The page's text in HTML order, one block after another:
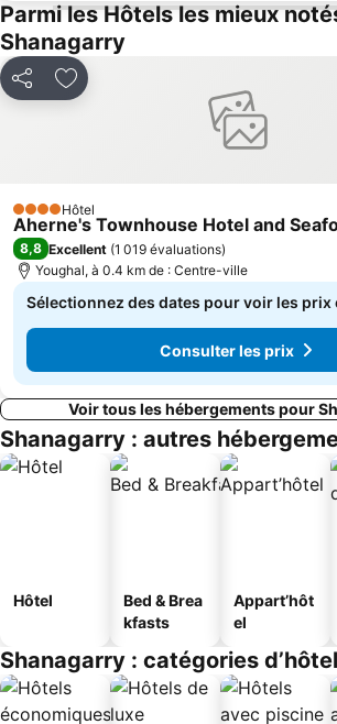
Parmi les Hôtels les mieux
Shanagarry
PartagerAjouter à mes favoris
4 ÉtoilesHôtel
Aherne's Townhouse Hotel and
8,8 Excellent (1 019 évaluations)
Youghal, à 0.4 km de : Centre-ville
Sélectionnez des dates pour voir les prix
Consulter les prix
Voir tous les hébergements pour
Shanagarry : autres
Hôtel
Bed & Brea
kfasts
Appart’hôt
el
Shanagarry : catégories